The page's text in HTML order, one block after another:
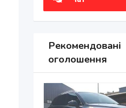
Рекомендовані
оголошення